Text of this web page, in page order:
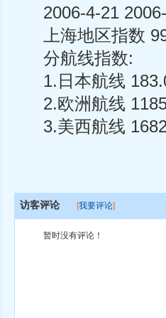
2006-4-21 2006-
上海地区指数
分航线指数:
1.日本航线
2.欧洲航线
3.美西航线
访客评论 [我要评论]
暂时没有评论！